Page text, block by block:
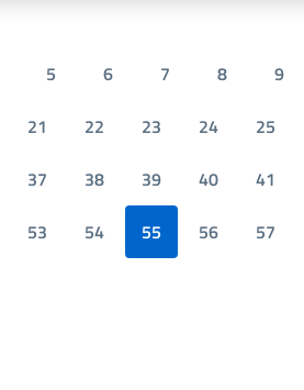
5 6 7 8 9
21 22 23 24 25
37 38 39 40 41
53 54 55 56 57